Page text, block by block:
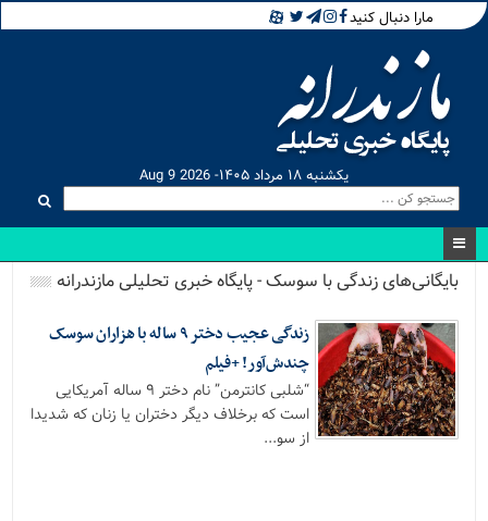
مارا دنبال کنید
یکشنبه ۱۸ مرداد ۱۴۰۵- Aug 9 2026
بایگانی‌های زندگی با سوسک - پایگاه خبری تحلیلی مازندرانه
زندگی عجیب دختر ۹ ساله با هزاران سوسک
چندش‌آور! +فیلم
“شلبی کانترمن” نام دختر ۹ ساله آمریکایی
است که برخلاف دیگر دختران یا زنان که شدیدا
از سو...